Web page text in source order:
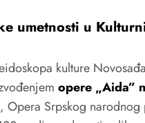
umetnosti u
kulture
opere „Aida”
Srpskog